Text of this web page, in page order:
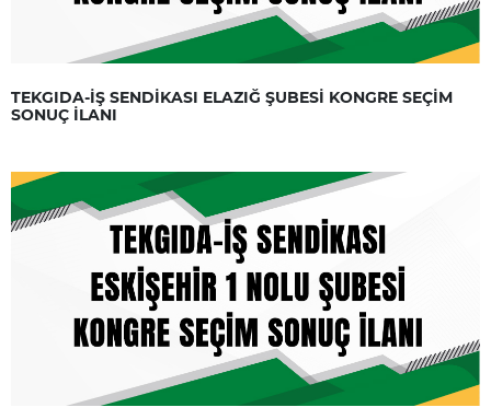
TEKGIDA-İŞ SENDİKASI ELAZIĞ ŞUBESİ KONGRE SEÇİM
SONUÇ İLANI